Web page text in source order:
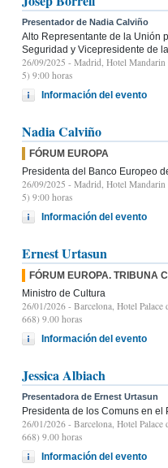
Presentador de Nadia Calviño
Alto Representante de la Unión
Seguridad y Vicepresidente de
26/09/2025 - Madrid, Hotel Mandarin
5) 9:00 horas
Información del evento
Nadia Calviño
FÓRUM EUROPA
Presidenta del Banco Europeo
26/09/2025 - Madrid, Hotel Mandarin
5) 9:00 horas
Información del evento
Ernest Urtasun
FÓRUM EUROPA. TRIBUNA
Ministro de Cultura
26/01/2026 - Barcelona, Hotel Palace
668) 9.00 horas
Información del evento
Jessica Albiach
Presentadora de Ernest Urtasun
Presidenta de los Comuns en el
26/01/2026 - Barcelona, Hotel Palace
668) 9.00 horas
Información del evento